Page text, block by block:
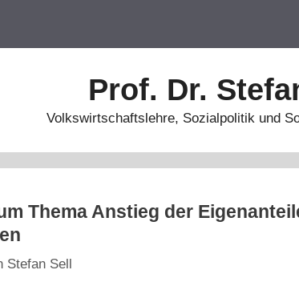
Prof. Dr.
Volkswirtschaftslehre, Sozialpolitik und
Thema Anstieg der
Stefan Sell